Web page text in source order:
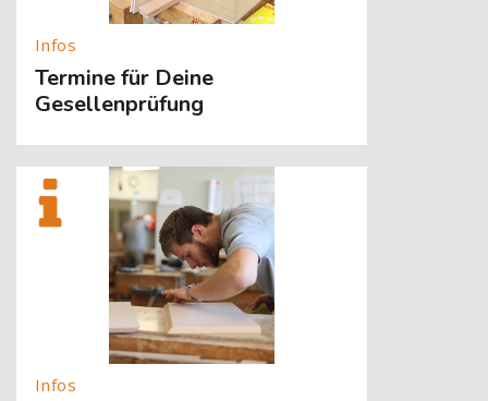
Termine für Deine
Gesellenprüfung
[Cocoon] About (Text with Image) überspringen